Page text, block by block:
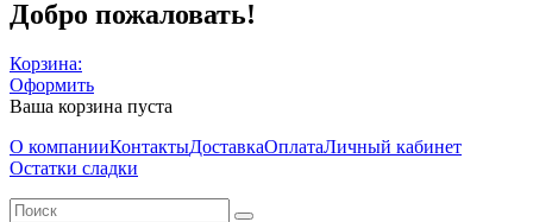
Добро пожаловать!
Корзина:
Оформить
Ваша корзина пуста
О компанииКонтактыДоставкаОплатаЛичный кабинет
Остатки сладки